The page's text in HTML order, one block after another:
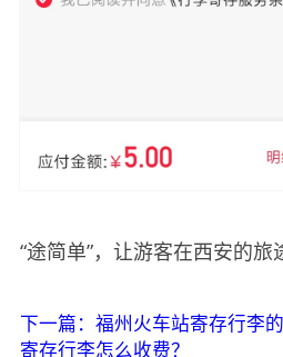
“途简单”，让游客在西安的旅
下一篇：福州火车站寄存行李
寄存行李怎么收费？